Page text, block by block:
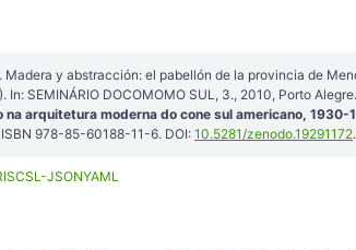
Madera y abstracción: el pabellón de la provincia de
In: SEMINÁRIO DOCOMOMO SUL, 3., 2010, Porto Alegre.
na arquitetura moderna do cone sul americano, 1930-
ISBN 978-85-60188-11-6. DOI: 10.5281/zenodo.19291172.
CSL-JSONYAML